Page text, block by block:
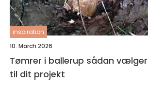
inspiration
10. March 2026
Tømrer i ballerup sådan vælger du den rette
til dit projekt